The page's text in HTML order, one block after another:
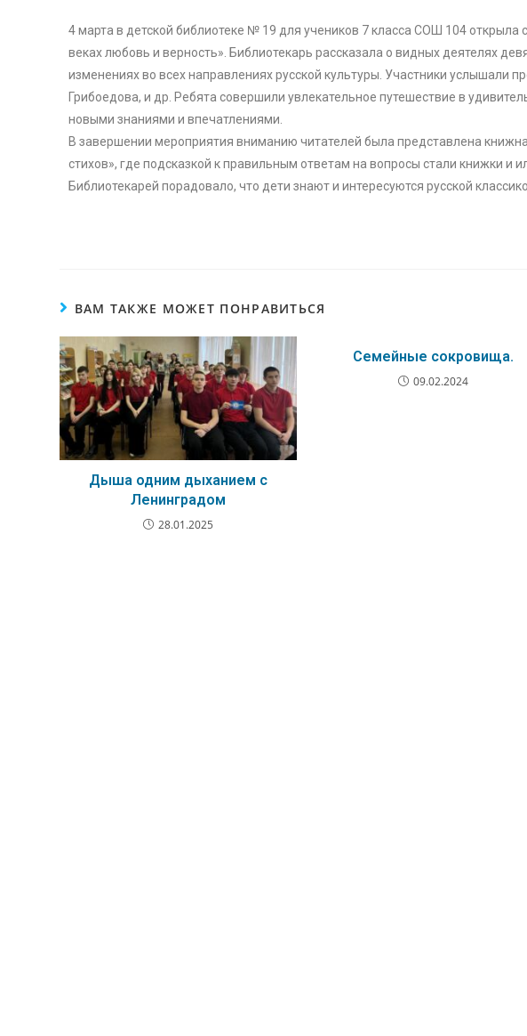
4 марта в детской библиотеке № 19 для учеников 7 класса СОШ 104 открыла
веках любовь и верность». Библиотекарь рассказала о видных деятелях
изменениях во всех направлениях русской культуры. Участники услышали
Грибоедова, и др. Ребята совершили увлекательное путешествие в
новыми знаниями и впечатлениями.
В завершении мероприятия вниманию читателей была представлена
стихов», где подсказкой к правильным ответам на вопросы стали книжки и
Библиотекарей порадовало, что дети знают и интересуются русской
ВАМ ТАКЖЕ МОЖЕТ ПОНРАВИТЬСЯ
Дыша одним дыханием с
Ленинградом
28.01.2025
Семейные сокровища.
09.02.2024